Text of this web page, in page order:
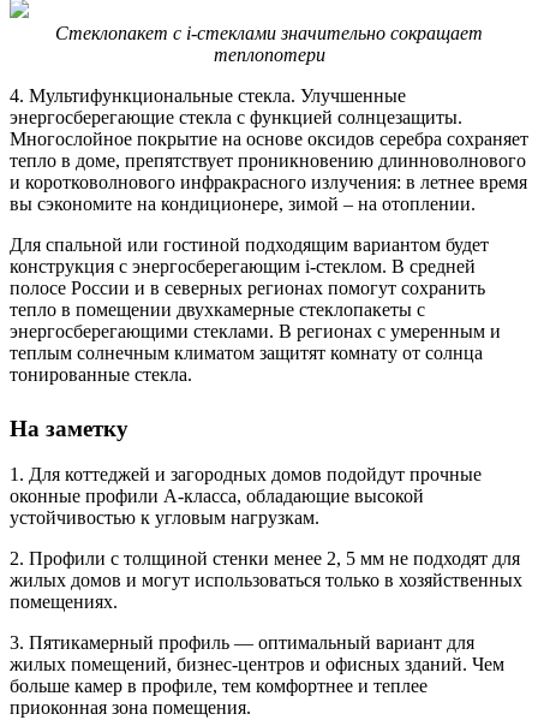
Стеклопакет с i-стеклами значительно сокращает
теплопотери
4. Мультифункциональные стекла. Улучшенные
энергосберегающие стекла с функцией солнцезащиты.
Многослойное покрытие на основе оксидов серебра сохраняет
тепло в доме, препятствует проникновению длинноволнового
и коротковолнового инфракрасного излучения: в летнее время
вы сэкономите на кондиционере, зимой – на отоплении.
Для спальной или гостиной подходящим вариантом будет
конструкция с энергосберегающим i-стеклом. В средней
полосе России и в северных регионах помогут сохранить
тепло в помещении двухкамерные стеклопакеты с
энергосберегающими стеклами. В регионах с умеренным и
теплым солнечным климатом защитят комнату от солнца
тонированные стекла.
На заметку
1. Для коттеджей и загородных домов подойдут прочные
оконные профили А-класса, обладающие высокой
устойчивостью к угловым нагрузкам.
2. Профили с толщиной стенки менее 2, 5 мм не подходят для
жилых домов и могут использоваться только в хозяйственных
помещениях.
3. Пятикамерный профиль — оптимальный вариант для
жилых помещений, бизнес-центров и офисных зданий. Чем
больше камер в профиле, тем комфортнее и теплее
приоконная зона помещения.